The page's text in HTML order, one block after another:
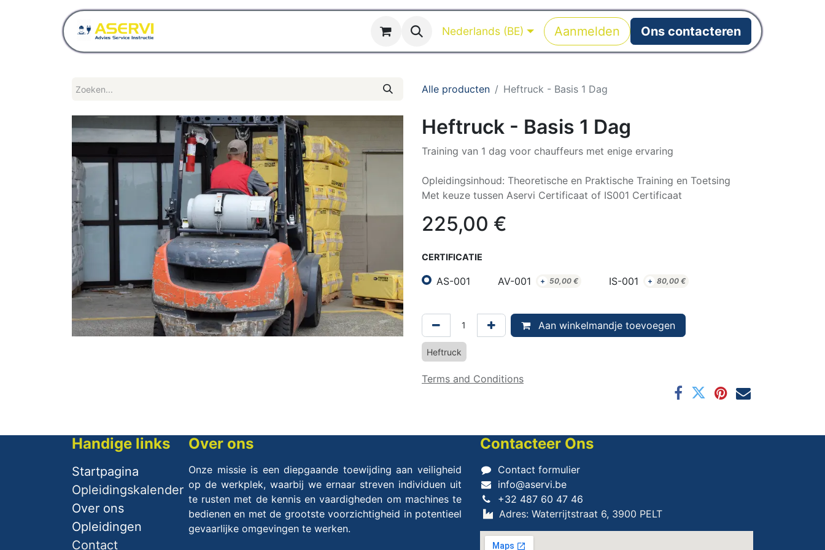
Opleidingskalender
Nederlands (BE) Aanmelden Ons contacteren
Alle producten Heftruck - Basis 1 Dag
Heftruck - Basis 1 Dag
Training van 1 dag voor chauffeurs met enige ervaring
Opleidingsinhoud: Theoretische en Praktische Training en Toetsing
Met keuze tussen Aservi Certificaat of IS001 Certificaat
225,00 €
CERTIFICATIE
AS-001 AV-001 + 50,00 € IS-001 + 80,00€
Aan winkelmandje toevoegen
Heftruck
Terms and Conditions
Handige links
Startpagina
Opleidingskalender
Over ​ons
Opleidingen
Contact
Over ons
Onze missie is een diepgaande toewijding aan veiligheid
op de werkplek, waarbij we ernaar streven individuen uit
te rusten met de kennis en vaardigheden om machines te
bedienen en met de grootste voorzichtigheid in potentieel
gevaarlijke omgevingen te werken.
Contacteer Ons
Contact formulier
info@aservi.be
+32 487 60 47 46
Adres: Waterrijtstraat 6, 3900 PELT